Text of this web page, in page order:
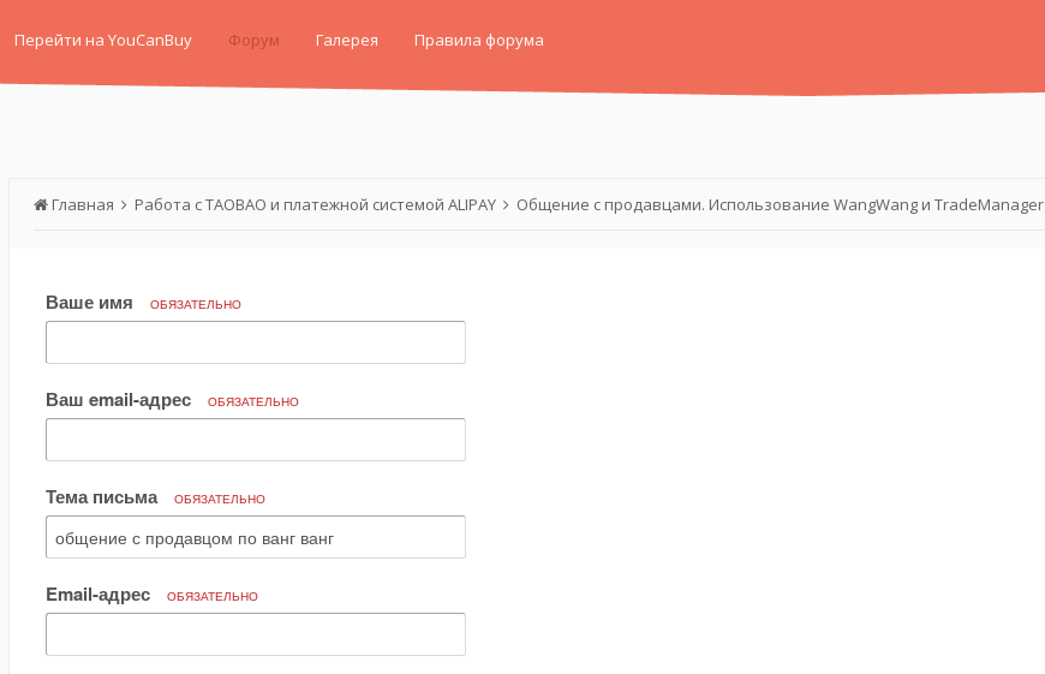
Перейти на YouCanBuy Форум Галерея Правила форума
Главная Работа с TAOBAO и платежной системой ALIPAY Общение с продавцами. Использование WangWang и TradeManager
Ваше имя ОБЯЗАТЕЛЬНО
Ваш email-адрес ОБЯЗАТЕЛЬНО
Тема письма ОБЯЗАТЕЛЬНО
Email-адрес ОБЯЗАТЕЛЬНО